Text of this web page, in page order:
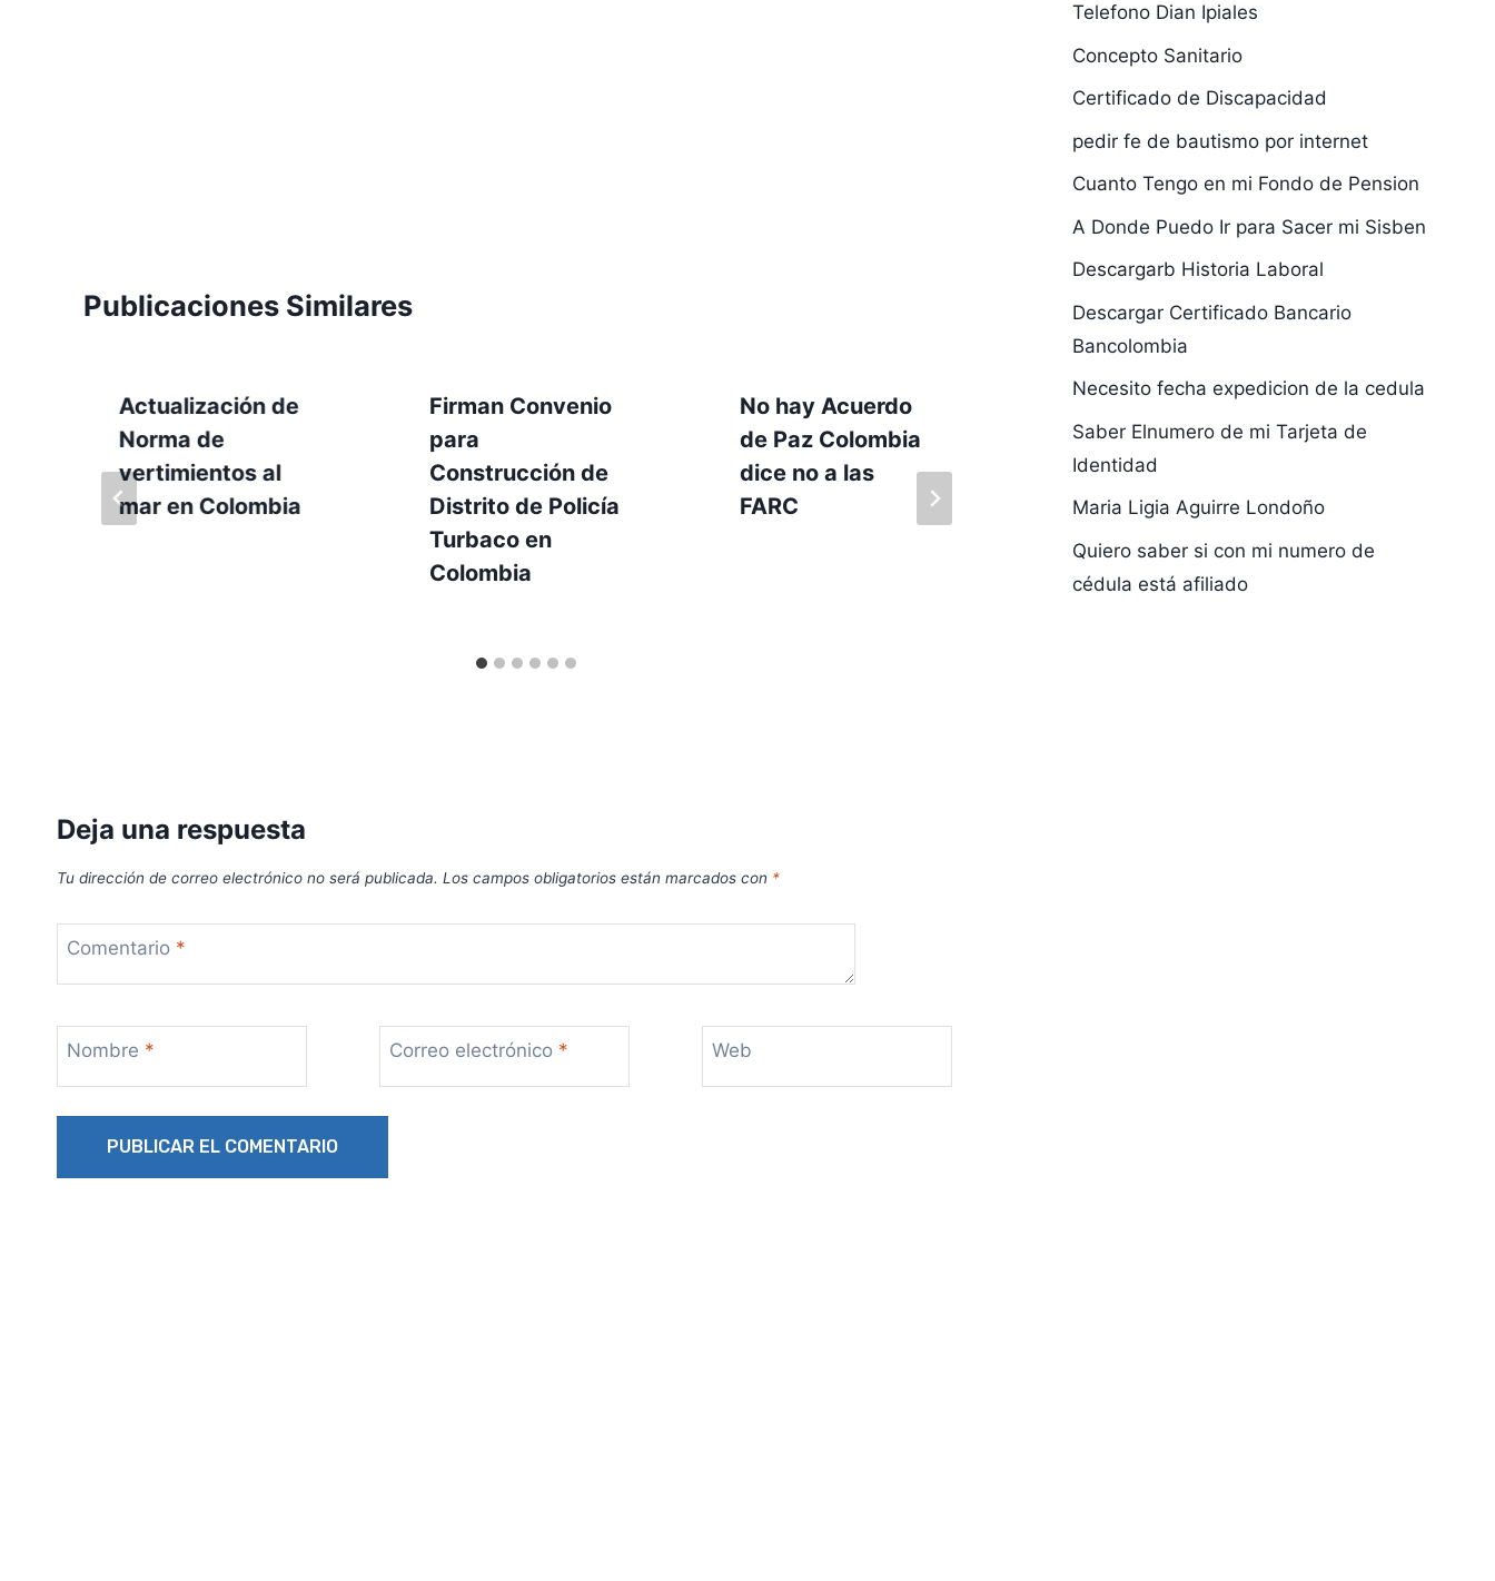
Publicaciones Similares
Actualización de
Norma de
vertimientos al
mar en Colombia
Firman Convenio
para
Construcción de
Distrito de Policía
Turbaco en
Colombia
No hay Acuerdo
de Paz Colombia
dice no a las
FARC
de Nariño en
Colombia
Duque con
Deja una respuesta
Tu dirección de correo electrónico no será publicada. Los campos obligatorios están marcados con *
Comentario *
Nombre * Correo electrónico * Web
Telefono Dian Ipiales
Concepto Sanitario
Certificado de Discapacidad
pedir fe de bautismo por internet
Cuanto Tengo en mi Fondo de Pension
A Donde Puedo Ir para Sacer mi Sisben
Descargarb Historia Laboral
Descargar Certificado Bancario
Bancolombia
Necesito fecha expedicion de la cedula
Saber Elnumero de mi Tarjeta de
Identidad
Maria Ligia Aguirre Londoño
Quiero saber si con mi numero de
cédula está afiliado